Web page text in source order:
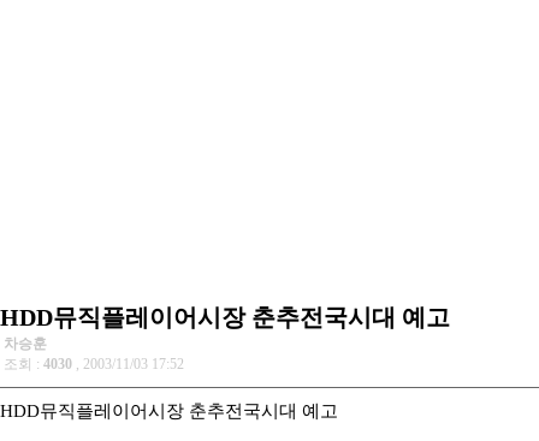
HDD뮤직플레이어시장 춘추전국시대 예고
차승훈
조회 : 4030 , 2003/11/03 17:52
HDD뮤직플레이어시장 춘추전국시대 예고